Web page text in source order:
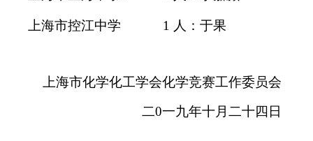
上海市控江中学 1 人：于果
上海市化学化工学会化学竞赛工作委员会
二0一九年十月二十四日